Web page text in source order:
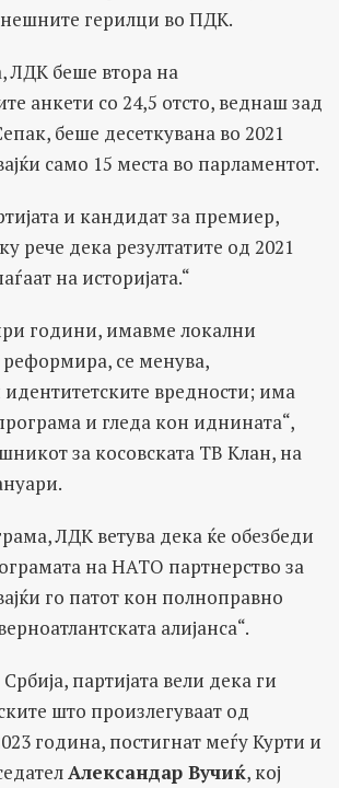
герилци во ПДК.
ЛДК беше втора на
анкети со 24,5 отсто, веднаш зад
беше десеткувана во 2021
само 15 места во парламентот.
и кандидат за премиер,
рече дека резултатите од 2021
на историјата.“
години, имавме локални
се менува,
идентитетските вредности; има
и гледа кон иднината“,
за косовската ТВ Клан, на
ЛДК ветува дека ќе обезбеди
на НАТО партнерство за
го патот кон полноправно
алијанса“.
партијата вели дека ги
што произлегуваат од
година, постигнат меѓу Курти и
Александар Вучиќ, кој